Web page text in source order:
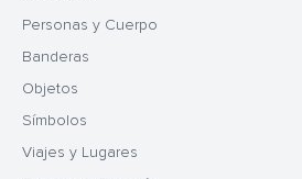
Personas y Cuerpo
Banderas
Objetos
Símbolos
Viajes y Lugares